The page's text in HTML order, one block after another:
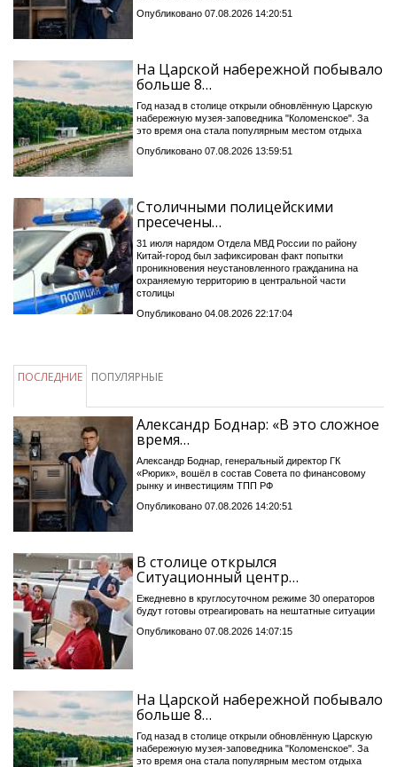
Опубликовано 07.08.2026 14:20:51
На Царской набережной побывало
больше 8…
Год назад в столице открыли обновлённую Царскую
набережную музея-заповедника "Коломенское". За
это время она стала популярным местом отдыха
Опубликовано 07.08.2026 13:59:51
Столичными полицейскими
пресечены…
31 июля нарядом Отдела МВД России по району
Китай-город был зафиксирован факт попытки
проникновения неустановленного гражданина на
охраняемую территорию в центральной части
столицы
Опубликовано 04.08.2026 22:17:04
ПОСЛЕДНИЕ ПОПУЛЯРНЫЕ
Александр Боднар: «В это сложное
время…
Александр Боднар, генеральный директор ГК
«Рюрик», вошёл в состав Совета по финансовому
рынку и инвестициям ТПП РФ
Опубликовано 07.08.2026 14:20:51
В столице открылся
Ситуационный центр…
Ежедневно в круглосуточном режиме 30 операторов
будут готовы отреагировать на нештатные ситуации
Опубликовано 07.08.2026 14:07:15
На Царской набережной побывало
больше 8…
Год назад в столице открыли обновлённую Царскую
набережную музея-заповедника "Коломенское". За
это время она стала популярным местом отдыха